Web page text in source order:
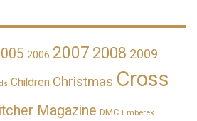
2006 2007 2008 2009
Children Christmas Cross
Magazine DMC Emberek